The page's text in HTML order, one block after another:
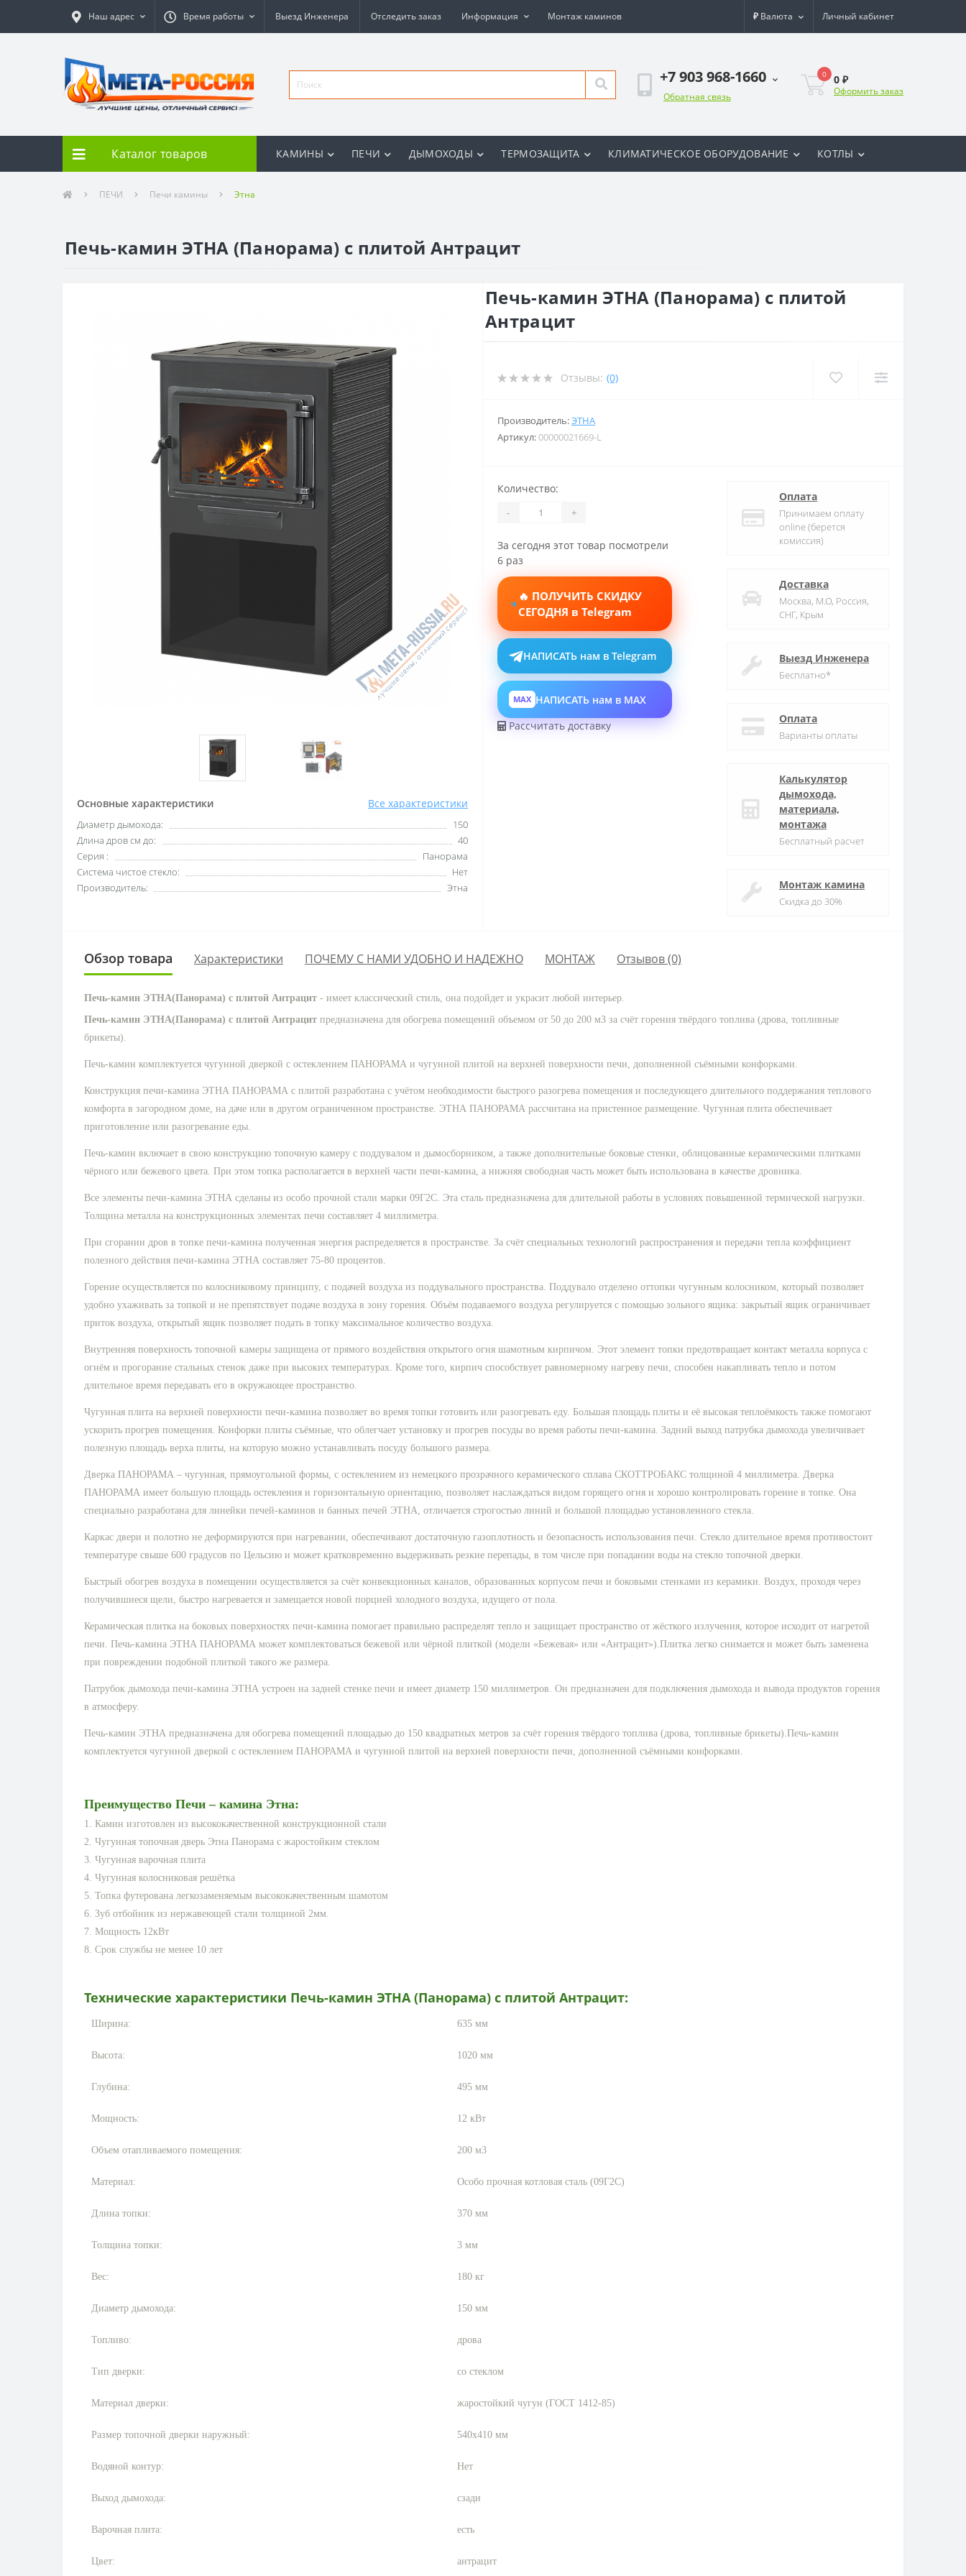
Наш адрес Время работы Выезд Инженера Отследить заказ Информация Монтаж каминов ₽ Валюта Личный кабинет
+7 903 968-1660
Обратная связь
0 0 ₽
Оформить заказ
Каталог товаров КАМИНЫ ПЕЧИ ДЫМОХОДЫ ТЕРМОЗАЩИТА КЛИМАТИЧЕСКОЕ ОБОРУДОВАНИЕ КОТЛЫ
ПЕЧИ Печи камины Этна
Печь-камин ЭТНА (Панорама) с плитой Антрацит
Основные характеристики Все характеристики
Диаметр дымохода:
150
Длина дров см до:
40
Серия :
Панорама
Система чистое стекло:
Нет
Производитель:
Этна
Печь-камин ЭТНА (Панорама) с плитой
Антрацит
Отзывы: (0)
Производитель:ЭТНА
Артикул:00000021669-L
Количество:
- +
За сегодня этот товар посмотрели
6 раз
🔥 ПОЛУЧИТЬ СКИДКУ
СЕГОДНЯ в Telegram
НАПИСАТЬ нам в Telegram
MAX НАПИСАТЬ нам в MAX
Рассчитать доставку
Оплата
Принимаем оплату
online (берется
комиссия)
Доставка
Москва, М.О, Россия,
СНГ, Крым
Выезд Инженера
Бесплатно*
Оплата
Варианты оплаты
Калькулятор
дымохода,
материала,
монтажа
Бесплатный расчет
Монтаж камина
Скидка до 30%
Обзор товара Характеристики ПОЧЕМУ С НАМИ УДОБНО И НАДЕЖНО МОНТАЖ Отзывов (0)
Печь-камин ЭТНА(Панорама) с плитой Антрацит - имеет классический стиль, она подойдет и украсит любой интерьер.
Печь-камин ЭТНА(Панорама) с плитой Антрацит предназначена для обогрева помещений объемом от 50 до 200 м3 за счёт горения твёрдого топлива (дрова, топливные
брикеты).
Печь-камин комплектуется чугунной дверкой с остеклением ПАНОРАМА и чугунной плитой на верхней поверхности печи, дополненной съёмными конфорками.
Конструкция печи-камина ЭТНА ПАНОРАМА с плитой разработана с учётом необходимости быстрого разогрева помещения и последующего длительного поддержания теплового
комфорта в загородном доме, на даче или в другом ограниченном пространстве. ЭТНА ПАНОРАМА рассчитана на пристенное размещение. Чугунная плита обеспечивает
приготовление или разогревание еды.
Печь-камин включает в свою конструкцию топочную камеру с поддувалом и дымосборником, а также дополнительные боковые стенки, облицованные керамическими плитками
чёрного или бежевого цвета. При этом топка располагается в верхней части печи-камина, а нижняя свободная часть может быть использована в качестве дровника.
Все элементы печи-камина ЭТНА сделаны из особо прочной стали марки 09Г2С. Эта сталь предназначена для длительной работы в условиях повышенной термической нагрузки.
Толщина металла на конструкционных элементах печи составляет 4 миллиметра.
При сгорании дров в топке печи-камина полученная энергия распределяется в пространстве. За счёт специальных технологий распространения и передачи тепла коэффициент
полезного действия печи-камина ЭТНА составляет 75-80 процентов.
Горение осуществляется по колосниковому принципу, с подачей воздуха из поддувального пространства. Поддувало отделено оттопки чугунным колосником, который позволяет
удобно ухаживать за топкой и не препятствует подаче воздуха в зону горения. Объём подаваемого воздуха регулируется с помощью зольного ящика: закрытый ящик ограничивает
приток воздуха, открытый ящик позволяет подать в топку максимальное количество воздуха.
Внутренняя поверхность топочной камеры защищена от прямого воздействия открытого огня шамотным кирпичом. Этот элемент топки предотвращает контакт металла корпуса с
огнём и прогорание стальных стенок даже при высоких температурах. Кроме того, кирпич способствует равномерному нагреву печи, способен накапливать тепло и потом
длительное время передавать его в окружающее пространство.
Чугунная плита на верхней поверхности печи-камина позволяет во время топки готовить или разогревать еду. Большая площадь плиты и её высокая теплоёмкость также помогают
ускорить прогрев помещения. Конфорки плиты съёмные, что облегчает установку и прогрев посуды во время работы печи-камина. Задний выход патрубка дымохода увеличивает
полезную площадь верха плиты, на которую можно устанавливать посуду большого размера.
Дверка ПАНОРАМА – чугунная, прямоугольной формы, с остеклением из немецкого прозрачного керамического сплава СКОТТРОБАКС толщиной 4 миллиметра. Дверка
ПАНОРАМА имеет большую площадь остекления и горизонтальную ориентацию, позволяет наслаждаться видом горящего огня и хорошо контролировать горение в топке. Она
специально разработана для линейки печей-каминов и банных печей ЭТНА, отличается строгостью линий и большой площадью установленного стекла.
Каркас двери и полотно не деформируются при нагревании, обеспечивают достаточную газоплотность и безопасность использования печи. Стекло длительное время противостоит
температуре свыше 600 градусов по Цельсию и может кратковременно выдерживать резкие перепады, в том числе при попадании воды на стекло топочной дверки.
Быстрый обогрев воздуха в помещении осуществляется за счёт конвекционных каналов, образованных корпусом печи и боковыми стенками из керамики. Воздух, проходя через
получившиеся щели, быстро нагревается и замещается новой порцией холодного воздуха, идущего от пола.
Керамическая плитка на боковых поверхностях печи-камина помогает правильно распределят тепло и защищает пространство от жёсткого излучения, которое исходит от нагретой
печи. Печь-камина ЭТНА ПАНОРАМА может комплектоваться бежевой или чёрной плиткой (модели «Бежевая» или «Антрацит»).Плитка легко снимается и может быть заменена
при повреждении подобной плиткой такого же размера.
Патрубок дымохода печи-камина ЭТНА устроен на задней стенке печи и имеет диаметр 150 миллиметров. Он предназначен для подключения дымохода и вывода продуктов горения
в атмосферу.
Печь-камин ЭТНА предназначена для обогрева помещений площадью до 150 квадратных метров за счёт горения твёрдого топлива (дрова, топливные брикеты).Печь-камин
комплектуется чугунной дверкой с остеклением ПАНОРАМА и чугунной плитой на верхней поверхности печи, дополненной съёмными конфорками.
Преимущество Печи – камина Этна:
1. Камин изготовлен из высококачественной конструкционной стали
2. Чугунная топочная дверь Этна Панорама с жаростойким стеклом
3. Чугунная варочная плита
4. Чугунная колосниковая решётка
5. Топка футерована легкозаменяемым высококачественным шамотом
6. Зуб отбойник из нержавеющей стали толщиной 2мм.
7. Мощность 12кВт
8. Срок службы не менее 10 лет
Технические характеристики Печь-камин ЭТНА (Панорама) с плитой Антрацит:
Ширина: 635 мм
Высота: 1020 мм
Глубина: 495 мм
Мощность: 12 кВт
Объем отапливаемого помещения: 200 м3
Материал: Особо прочная котловая сталь (09Г2С)
Длина топки: 370 мм
Толщина топки: 3 мм
Вес: 180 кг
Диаметр дымохода: 150 мм
Топливо: дрова
Тип дверки: со стеклом
Материал дверки: жаростойкий чугун (ГОСТ 1412-85)
Размер топочной дверки наружный: 540х410 мм
Водяной контур: Нет
Выход дымохода: сзади
Варочная плита: есть
Цвет: антрацит